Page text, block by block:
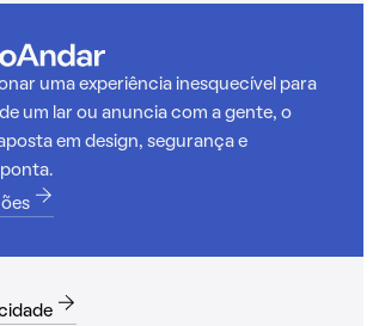
uma experiência inesquecível para
um lar ou anuncia com a gente, o
em design, segurança e